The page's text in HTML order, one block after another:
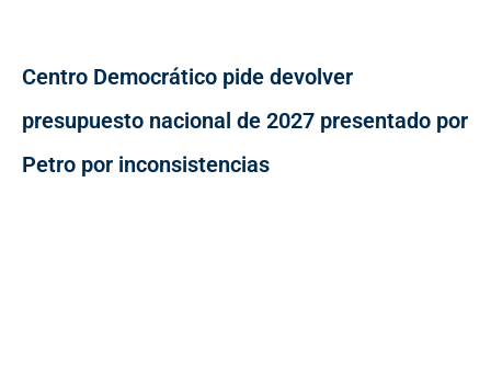
Centro Democrático pide devolver
presupuesto nacional de 2027 presentado por
Petro por inconsistencias